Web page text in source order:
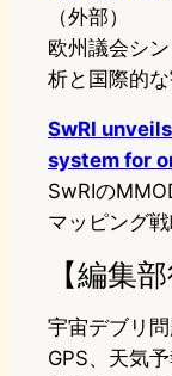
（外部）
欧州議会シ
析と国際的
SwRI
system for
SwRIの
マッピング
【編集
宇宙デブリ
GPS、天気